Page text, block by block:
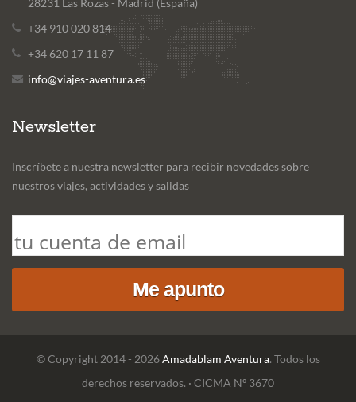
28231 Las Rozas - Madrid (España)
+34 910 020 814
+34 620 17 11 87
info@viajes-aventura.es
Newsletter
Inscríbete a nuestra newsletter para recibir novedades sobre
nuestros viajes, actividades y salidas
© Copyright 2014 - 2026Amadablam Aventura. Todos los
derechos reservados. · CICMA Nº 3670